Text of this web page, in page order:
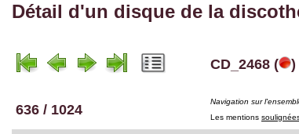
Détail d'un disque de la
CD_2468 ( )
636 / 1024
Navigation sur
Les mentions